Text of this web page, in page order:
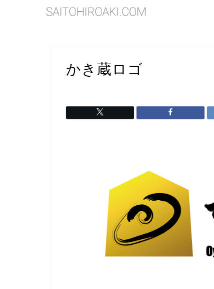
かき蔵ロゴ